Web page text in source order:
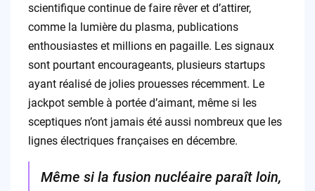
scientifique continue de faire rêver et d’attirer,
comme la lumière du plasma, publications
enthousiastes et millions en pagaille. Les signaux
sont pourtant encourageants, plusieurs startups
ayant réalisé de jolies prouesses récemment. Le
jackpot semble à portée d’aimant, même si les
sceptiques n’ont jamais été aussi nombreux que les
lignes électriques françaises en décembre.
Même si la fusion nucléaire paraît loin,